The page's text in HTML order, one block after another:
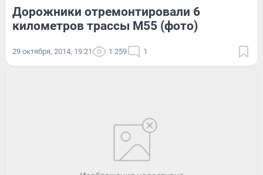
Дорожники отремонтировали 6
километров трассы М55 (фото)
29 октября, 2014, 19:21 1 259 1